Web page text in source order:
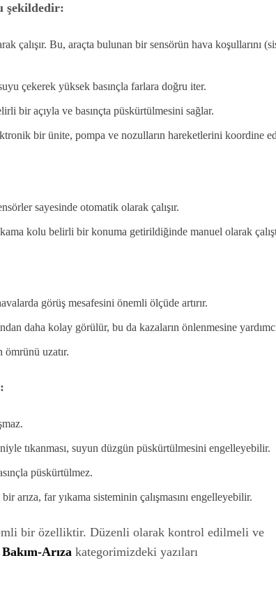
şekildedir:
çalışır. Bu, araçta bulunan bir sensörün hava koşullarını
çekerek yüksek basınçla farlara doğru iter.
bir açıyla ve basınçta püskürtülmesini sağlar.
bir ünite, pompa ve nozulların hareketlerini koordine
sayesinde otomatik olarak çalışır.
kolu belirli bir konuma getirildiğinde manuel olarak
görüş mesafesini önemli ölçüde artırır.
daha kolay görülür, bu da kazaların önlenmesine
uzatır.
tıkanması, suyun düzgün püskürtülmesini engelleyebilir.
püskürtülmez.
arıza, far yıkama sisteminin çalışmasını engelleyebilir.
bir özelliktir. Düzenli olarak kontrol edilmeli ve
Bakım-Arıza kategorimizdeki yazıları